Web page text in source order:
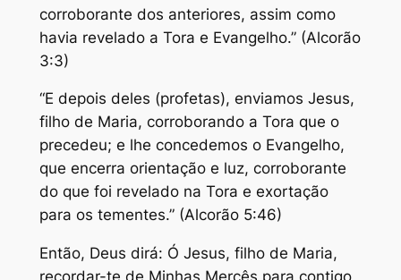
corroborante dos anteriores, assim como
havia revelado a Tora e Evangelho.” (Alcorão
3:3)
“E depois deles (profetas), enviamos Jesus,
filho de Maria, corroborando a Tora que o
precedeu; e lhe concedemos o Evangelho,
que encerra orientação e luz, corroborante
do que foi revelado na Tora e exortação
para os tementes.” (Alcorão 5:46)
Então, Deus dirá: Ó Jesus, filho de Maria,